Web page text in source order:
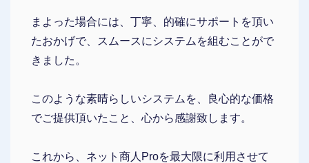
まよった場合には、丁寧、的確にサポートを頂い
たおかげで、スムースにシステムを組むことがで
きました。
このような素晴らしいシステムを、良心的な価格
でご提供頂いたこと、心から感謝致します。
これから、ネット商人Proを最大限に利用させて